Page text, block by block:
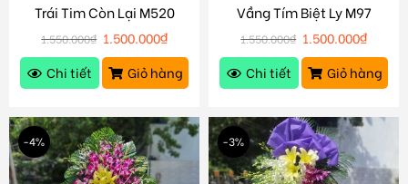
Trái Tim Còn Lại M520
1.550.000₫ 1.500.000₫
Chi tiết
Giỏ hàng
Vầng Tím Biệt Ly M97
1.550.000₫ 1.500.000₫
Chi tiết
Giỏ hàng
-4% -3%